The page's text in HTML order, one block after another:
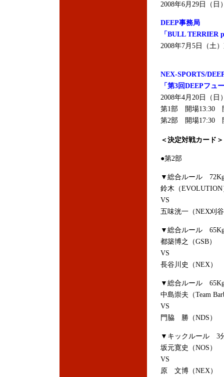
2008年6月29日（日
DEEP事務局
「BULL TERRIER
2008年7月5日（土
NEX-SPORTS/
「第3回DEEPフュ
2008年4月20日（
第1部 開場13:30
第2部 開場17:30
＜決定対戦カード＞
●第2部
▼総合ルール
鈴木（EVOLUTION
VS
五味洸一（NEX刈
▼総合ルール
都築博之（GSB）
VS
長谷川史（NEX）
▼総合ルール
中島崇夫（Team
VS
門脇 勝（NDS）
▼キックルール 3
坂元寛史（NOS）
VS
原 文博（NEX）